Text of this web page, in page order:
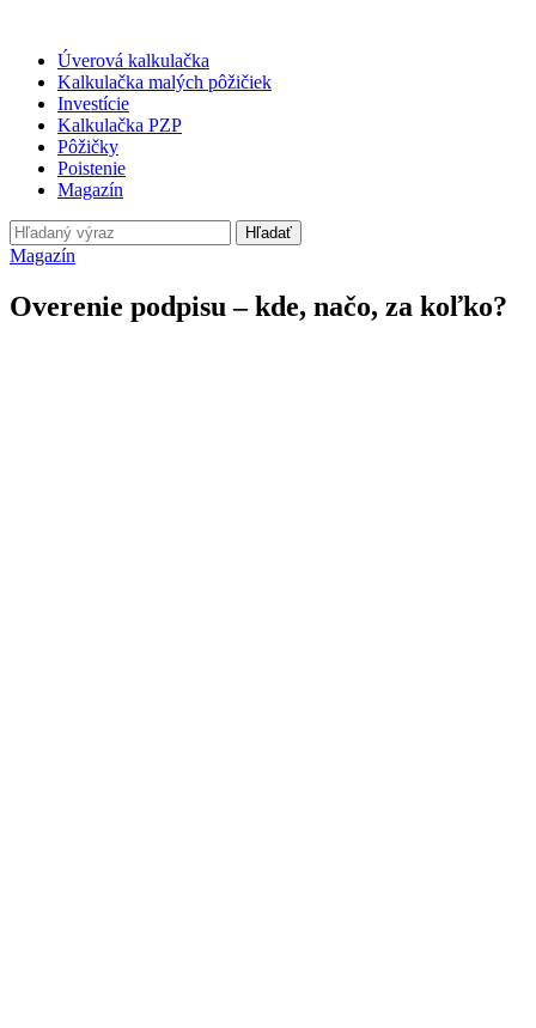
Úverová kalkulačka
Kalkulačka malých pôžičiek
Investície
Kalkulačka PZP
Pôžičky
Poistenie
Magazín
Hľadať
Magazín
Overenie podpisu – kde, načo, za koľko?